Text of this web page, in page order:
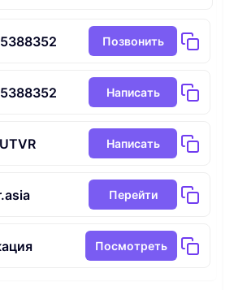
Позвонить
Написать
Написать
Перейти
Посмотреть